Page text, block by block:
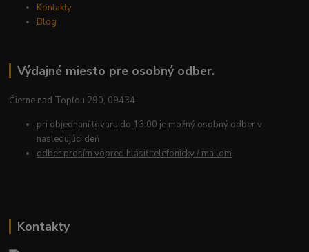
Kontakty
Blog
Výdajné miesto pre osobný odber.
Čierne nad Topľou 290, 09434
pri objednaní tovaru do 13:00 je možný osobný odber v
nasledujúci deň
odber prosím vopred hlásiť telefonicky / mailom.
Kontakty